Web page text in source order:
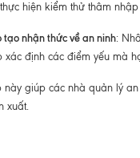
hiện kiểm thử thâm
tạo nhận thức về an ninh:
định các điểm yếu mà
giúp các nhà quản lý
xuất.